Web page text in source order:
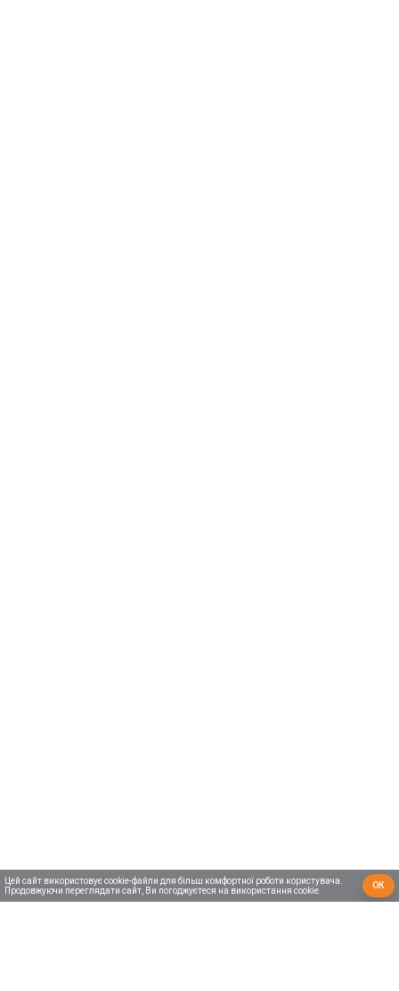
Цей сайт використовує cookie-файли для більш комфортної роботи користувача.
Продовжуючи переглядати сайт, Ви погоджуєтеся на використання cookie.
ОК